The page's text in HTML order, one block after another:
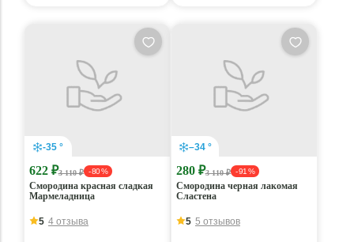
-35 °
622 ₽3 110 ₽ - 80 %
Смородина красная сладкая
Мармеладница
5 4 отзыва
–34 °
280 ₽3 110 ₽ - 91 %
Смородина черная лакомая
Сластена
5 5 отзывов